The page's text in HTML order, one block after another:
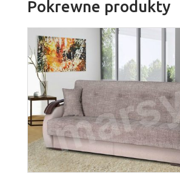
Pokrewne produkty